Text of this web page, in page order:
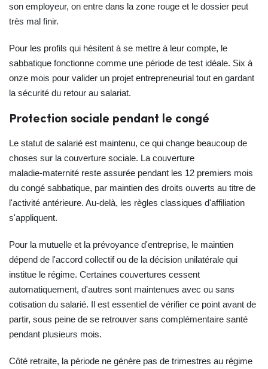
son employeur, on entre dans la zone rouge et le dossier peut
très mal finir.
Pour les profils qui hésitent à se mettre à leur compte, le
sabbatique fonctionne comme une période de test idéale. Six à
onze mois pour valider un projet entrepreneurial tout en gardant
la sécurité du retour au salariat.
Protection sociale pendant le congé
Le statut de salarié est maintenu, ce qui change beaucoup de
choses sur la couverture sociale. La couverture
maladie‑maternité reste assurée pendant les 12 premiers mois
du congé sabbatique, par maintien des droits ouverts au titre de
l'activité antérieure. Au‑delà, les règles classiques d'affiliation
s'appliquent.
Pour la mutuelle et la prévoyance d'entreprise, le maintien
dépend de l'accord collectif ou de la décision unilatérale qui
institue le régime. Certaines couvertures cessent
automatiquement, d'autres sont maintenues avec ou sans
cotisation du salarié. Il est essentiel de vérifier ce point avant de
partir, sous peine de se retrouver sans complémentaire santé
pendant plusieurs mois.
Côté retraite, la période ne génère pas de trimestres au régime